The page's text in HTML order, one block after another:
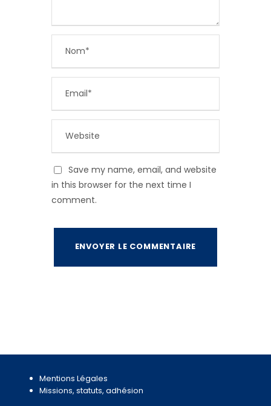
Save my name, email, and website
in this browser for the next time I
comment.
Mentions Légales
Missions, statuts, adhésion